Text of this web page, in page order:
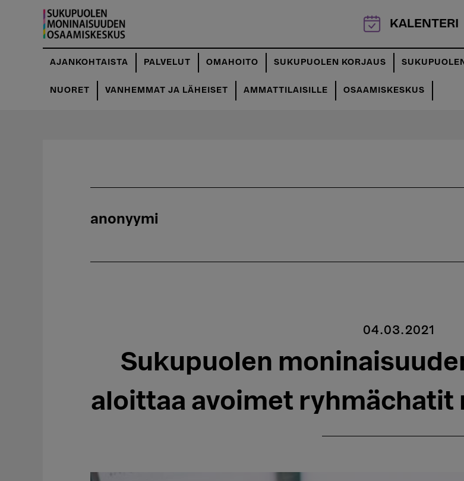
pääsisältöön
KALENTERI
AJANKOHTAISTA PALVELUT OMAHOITO SUKUPUOLEN KORJAUS
NUORET VANHEMMAT JA LÄHEISET AMMATTILAISILLE OSAAMISKESKUS
anonyymi
04.03.2021
Sukupuolen
aloittaa avoimet ryhmächatit